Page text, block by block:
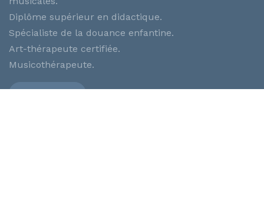
Diplôme supérieur en didactique.
Spécialiste de la douance enfantine.
Art-thérapeute certifiée.
Musicothérapeute.
Biographie